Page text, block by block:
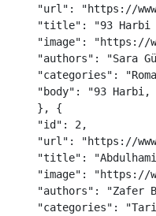
"url " : "https://
"title" : "93 Harbi
"image" : "https://
"authors" : "Sara
"categories" : "
"body" : "93 Harbi,
},
{
"id " : 2 ,
"url " : "https://
"title" : "
"image" : "https://
"authors" : "Zafer
"categories" : "